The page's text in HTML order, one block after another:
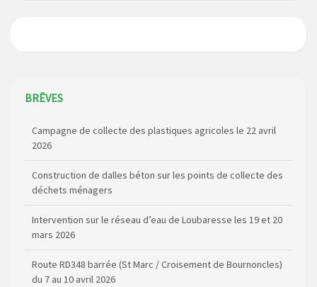
BRÊVES
Campagne de collecte des plastiques agricoles le 22 avril
2026
Construction de dalles béton sur les points de collecte des
déchets ménagers
Intervention sur le réseau d’eau de Loubaresse les 19 et 20
mars 2026
Route RD348 barrée (St Marc / Croisement de Bournoncles)
du 7 au 10 avril 2026